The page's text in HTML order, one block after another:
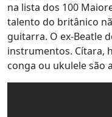
na lista dos 100
talento do britânico
guitarra. O ex-Beatle
instrumentos. Cítara,
conga ou ukulele são